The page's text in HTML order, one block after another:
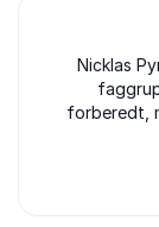
ud af5
Nicklas
forberedt,